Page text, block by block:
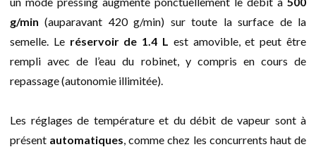
g/min (auparavant 420 g/min) sur toute la surface de la
semelle. Le réservoir de 1.4 L est amovible, et peut être
rempli avec de l’eau du robinet, y compris en cours de
repassage (autonomie illimitée).
Les réglages de température et du débit de vapeur sont à
présent automatiques, comme chez les concurrents haut de